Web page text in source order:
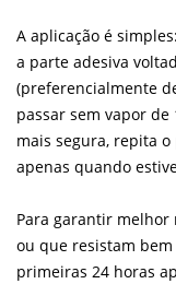
A aplicação é
a parte adesiva
(preferencialmente
passar sem vapor de
mais segura, repita
apenas quando
Para garantir melhor
ou que resistam
primeiras 24 horas